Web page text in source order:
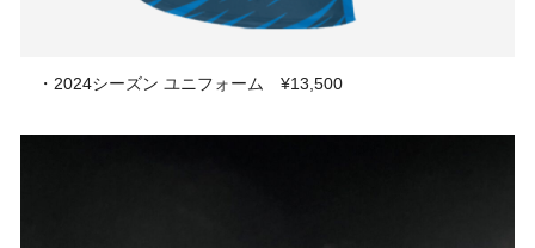
・2024シーズン ユニフォーム ¥13,500